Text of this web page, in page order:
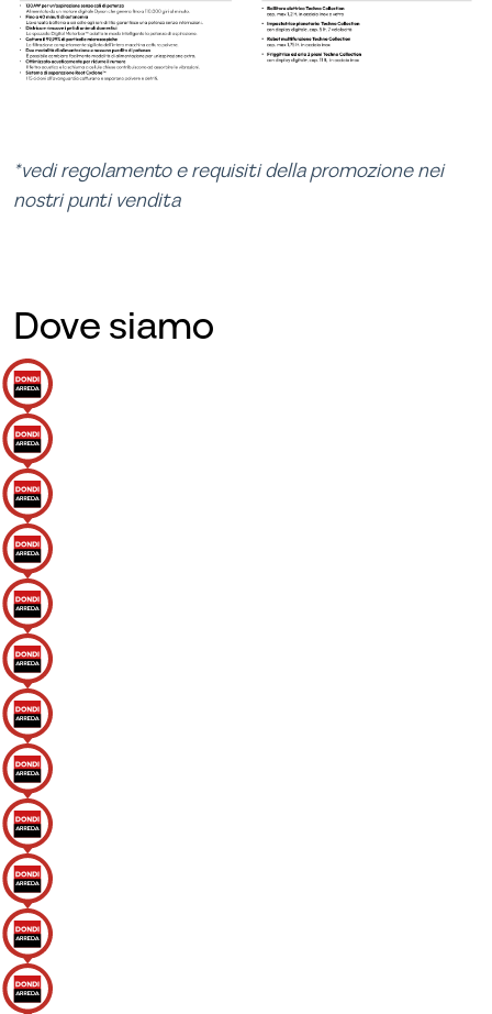
*vedi regolamento e requisiti della promozione nei
nostri punti vendita
Dove siamo